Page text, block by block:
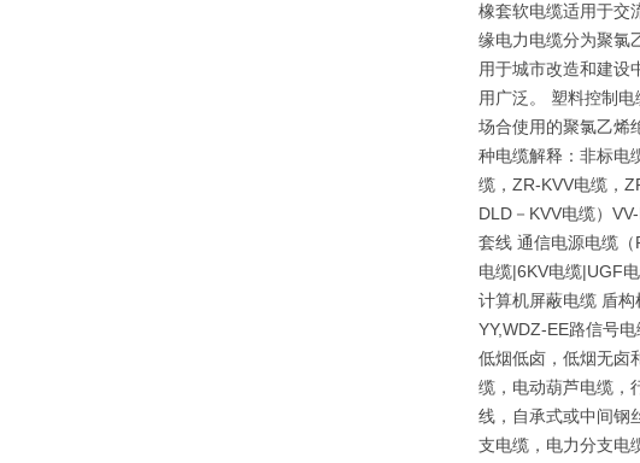
橡套软电缆适用于交
缘电力电缆分为聚氯
用于城市改造和建设
用广泛。 塑料控制
场合使用的聚氯乙烯
种电缆解释：非标电
缆，ZR-KVV电缆，
DLD－KVV电缆）
套线 通信电源电缆
电缆|6KV电缆|UGF
计算机屏蔽电缆 盾
YY,WDZ-EE路信号
低烟低卤，低烟无卤
缆，电动葫芦电缆，
线，自承式或中间钢
支电缆，电力分支电